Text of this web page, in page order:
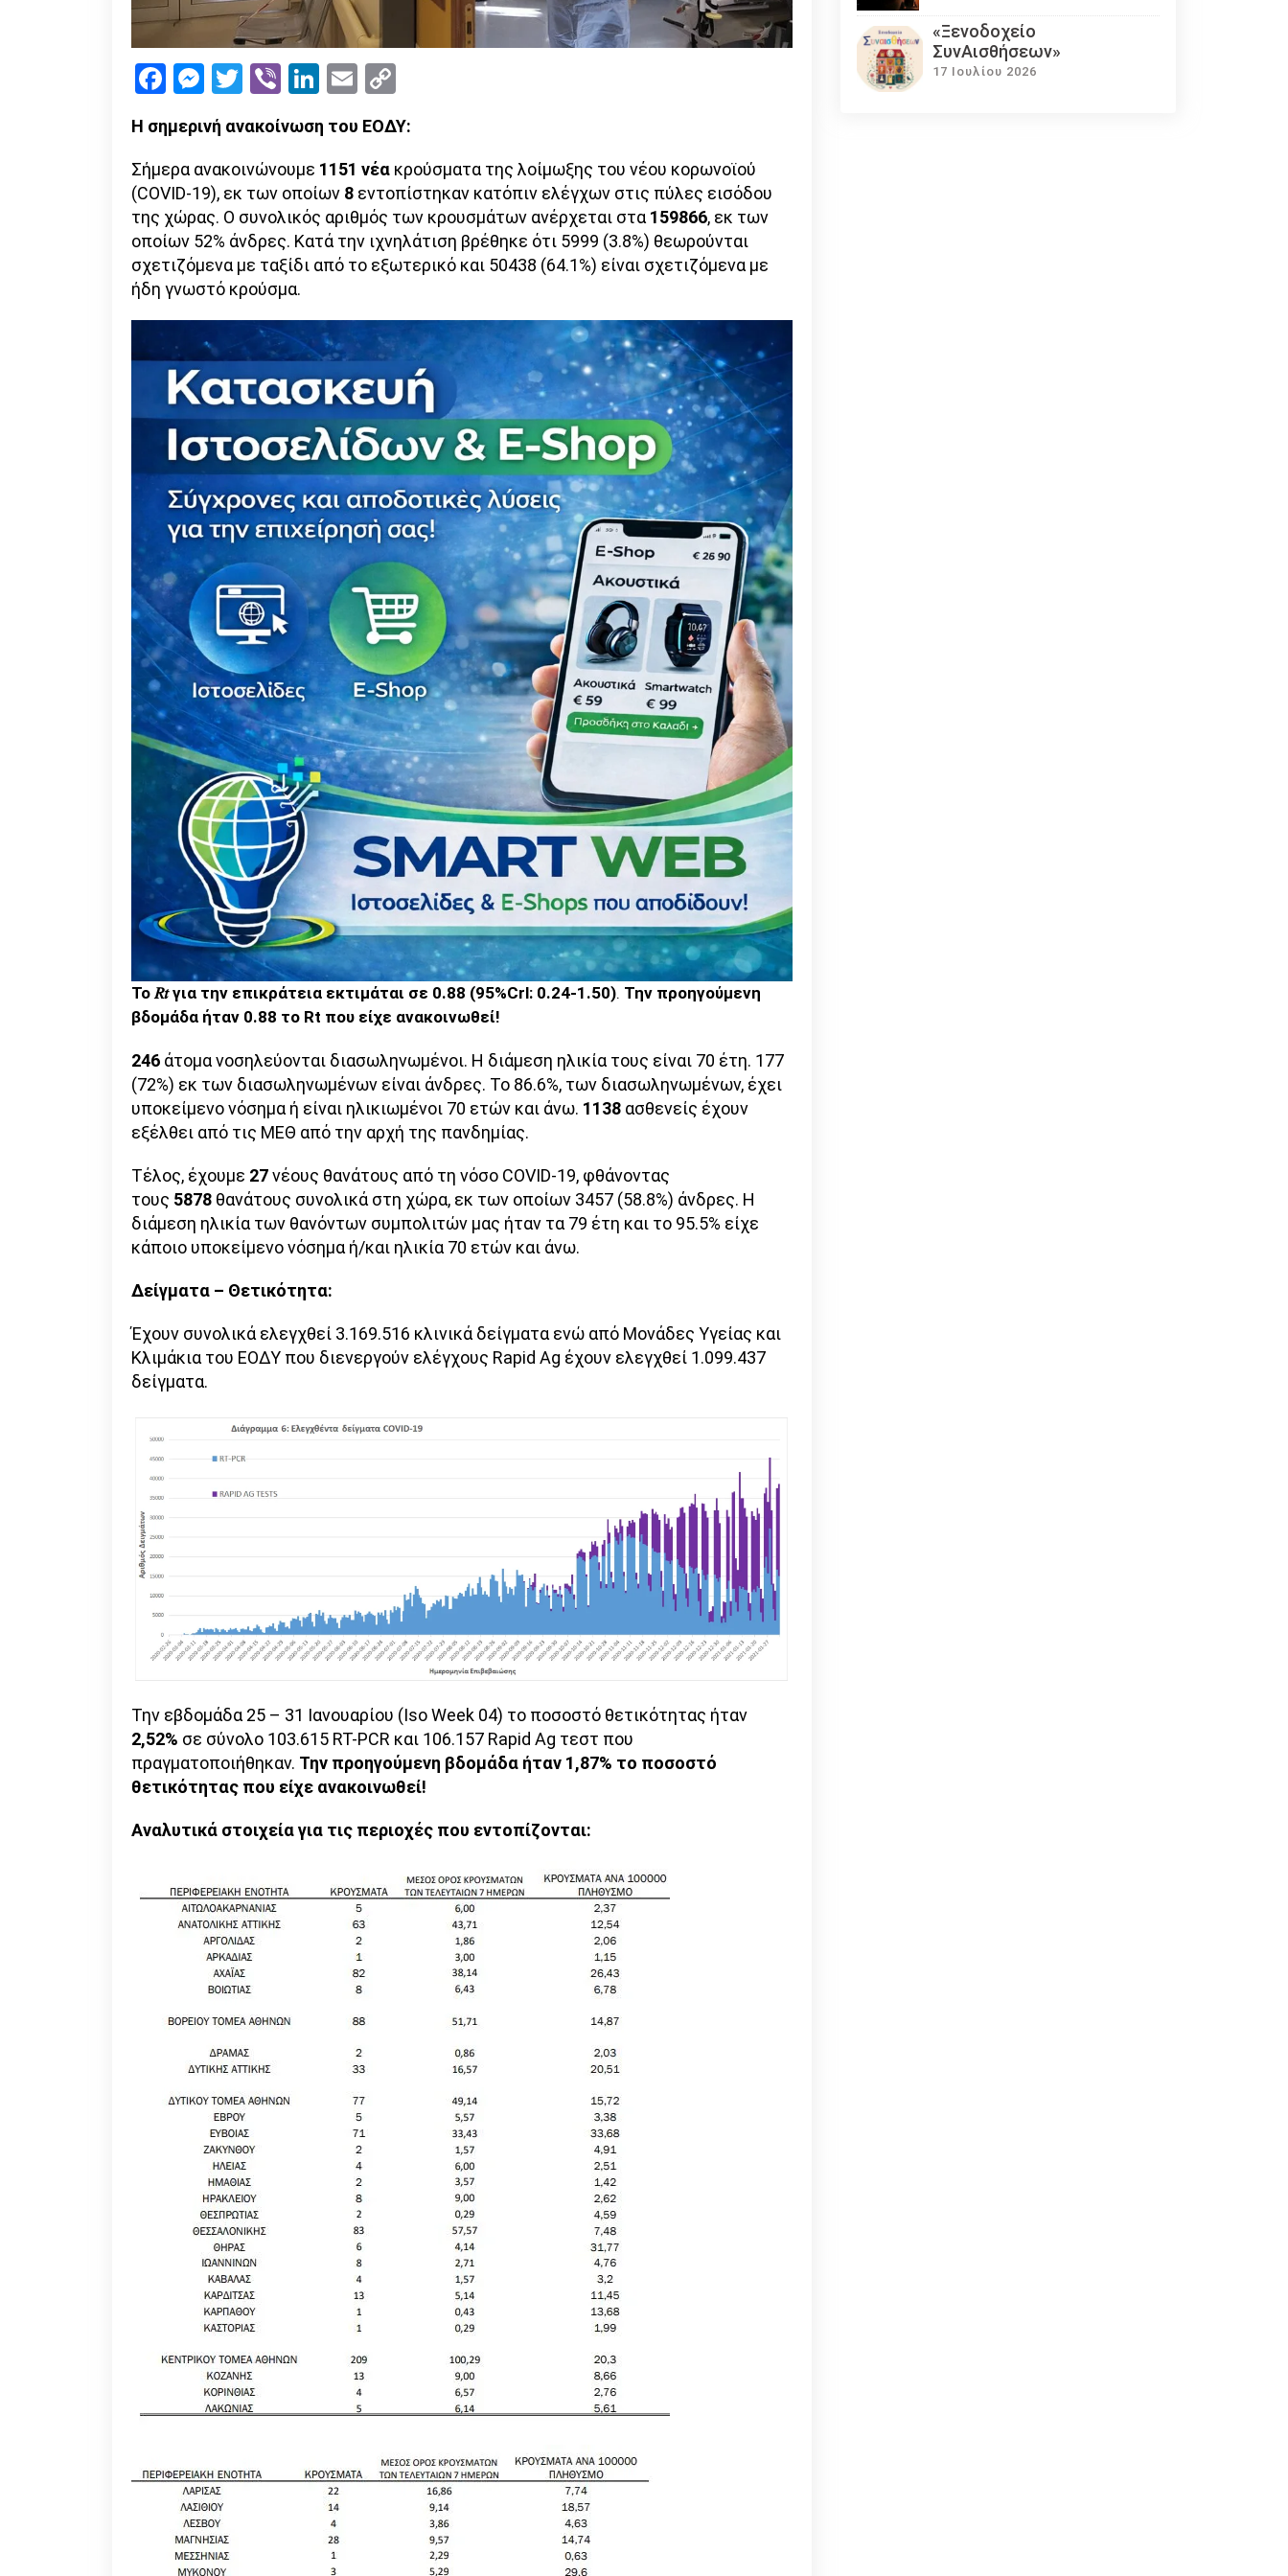
Facebook
Messenger
Twitter
ViberLinkedIn
Email
Η σημερινή ανακοίνωση του ΕΟΔΥ:
Σήμερα ανακοινώνουμε 1151 νέα κρούσματα της λοίμωξης του νέου κορωνοϊού
(COVID-19), εκ των οποίων 8 εντοπίστηκαν κατόπιν ελέγχων στις πύλες εισόδου
της χώρας. Ο συνολικός αριθμός των κρουσμάτων ανέρχεται στα 159866, εκ των
οποίων 52% άνδρες. Κατά την ιχνηλάτιση βρέθηκε ότι 5999 (3.8%) θεωρούνται
σχετιζόμενα με ταξίδι από το εξωτερικό και 50438 (64.1%) είναι σχετιζόμενα με
ήδη γνωστό κρούσμα.
To 𝑅𝑡 για την επικράτεια εκτιμάται σε 0.88 (95%Crl: 0.24-1.50). Την προηγούμενη
βδομάδα ήταν 0.88 το Rt που είχε ανακοινωθεί!
246 άτομα νοσηλεύονται διασωληνωμένοι. Η διάμεση ηλικία τους είναι 70 έτη. 177
(72%) εκ των διασωληνωμένων είναι άνδρες. To 86.6%, των διασωληνωμένων, έχει
υποκείμενο νόσημα ή είναι ηλικιωμένοι 70 ετών και άνω. 1138 ασθενείς έχουν
εξέλθει από τις ΜΕΘ από την αρχή της πανδημίας.
Τέλος, έχουμε 27νέους θανάτους από τη νόσο COVID-19, φθάνοντας
τους 5878 θανάτους συνολικά στη χώρα, εκ των οποίων 3457 (58.8%) άνδρες. Η
διάμεση ηλικία των θανόντων συμπολιτών μας ήταν τα 79 έτη και το 95.5% είχε
κάποιο υποκείμενο νόσημα ή/και ηλικία 70 ετών και άνω.
Δείγματα – Θετικότητα:
Έχουν συνολικά ελεγχθεί 3.169.516 κλινικά δείγματα ενώ από Μονάδες Υγείας και
Κλιμάκια του ΕΟΔΥ που διενεργούν ελέγχους Rapid Ag έχουν ελεγχθεί 1.099.437
δείγματα.
Την εβδομάδα 25 – 31 Ιανουαρίου (Iso Week 04) το ποσοστό θετικότητας ήταν
2,52% σε σύνολο 103.615 RT-PCR και 106.157 Rapid Ag τεστ που
πραγματοποιήθηκαν. Την προηγούμενη βδομάδα ήταν 1,87% το ποσοστό
θετικότητας που είχε ανακοινωθεί!
Αναλυτικά στοιχεία για τις περιοχές που εντοπίζονται:
«Ξενοδοχείο
ΣυνΑισθήσεων»
17 Ιουλίου 2026